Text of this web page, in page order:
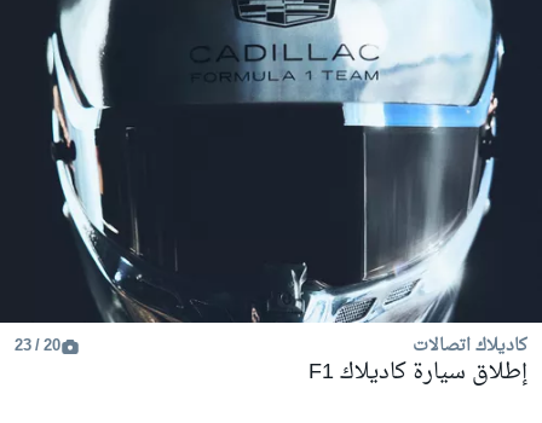
كاديلاك اتصالات 20 / 23
إطلاق سيارة كاديلاك F1